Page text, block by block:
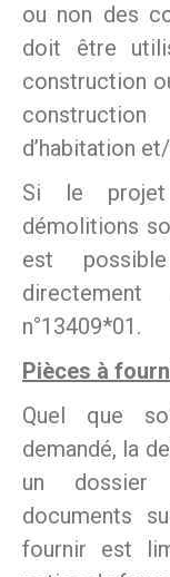
ou non des
doit être
construction
d’habitation
Si le projet
démolitions
est
n°13409*01.
Pièces à
Quel que
demandé, la
un dossier
documents
fournir est